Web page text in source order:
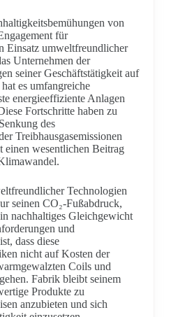
von
für
Einsatz umweltfreundlicher
Unternehmen der
seiner Geschäftstätigkeit auf
es umfangreiche
energieeffiziente Anlagen
Fortschritte haben zu
des
Treibhausgasemissionen
einen wesentlichen Beitrag
Technologien
seinen CO₂-Fußabdruck,
nachhaltiges Gleichgewicht
und
dass diese
nicht auf Kosten der
Coils und
Fabrik bleibt seinem
Produkte zu
anzubieten und sich